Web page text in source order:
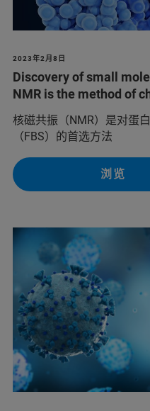
2023年2月8日
Discovery of small
NMR is the method of
核磁共振（NMR）是对蛋
（FBS）的首选方法
浏览